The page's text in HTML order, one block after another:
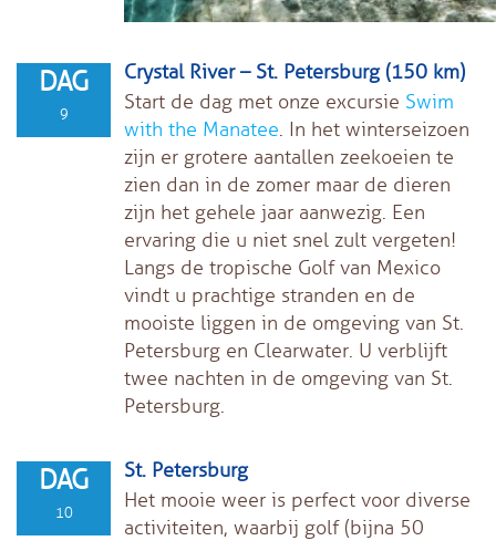
DAG
9
Crystal River – St. Petersburg (150 km)
Start de dag met onze excursie Swim
with the Manatee. In het winterseizoen
zijn er grotere aantallen zeekoeien te
zien dan in de zomer maar de dieren
zijn het gehele jaar aanwezig. Een
ervaring die u niet snel zult vergeten!
Langs de tropische Golf van Mexico
vindt u prachtige stranden en de
mooiste liggen in de omgeving van St.
Petersburg en Clearwater. U verblijft
twee nachten in de omgeving van St.
Petersburg.
DAG
10
St. Petersburg
Het mooie weer is perfect voor diverse
activiteiten, waarbij golf (bijna 50